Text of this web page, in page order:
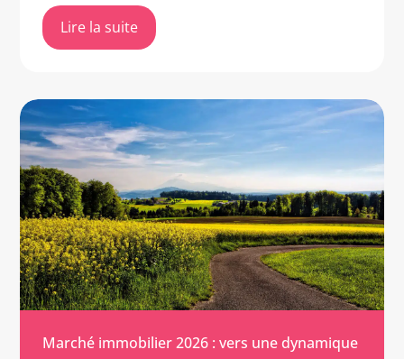
Lire la suite
Marché immobilier 2026 : vers une dynamique